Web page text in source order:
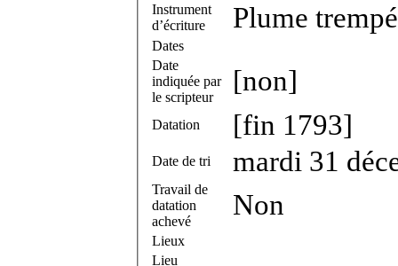
Instrument
d’écriture
Plume
Dates
Date
indiquée par
le scripteur
[non]
Datation [fin 1793]
Date de tri mardi 31
Travail de
datation
achevé
Non
Lieux
Lieu